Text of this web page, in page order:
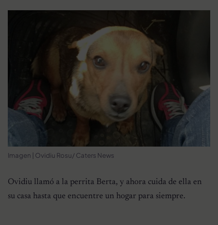
Imagen | Ovidiu Rosu/ Caters News
Ovidiu llamó a la perrita Berta, y ahora cuida de ella en
su casa hasta que encuentre un hogar para siempre.